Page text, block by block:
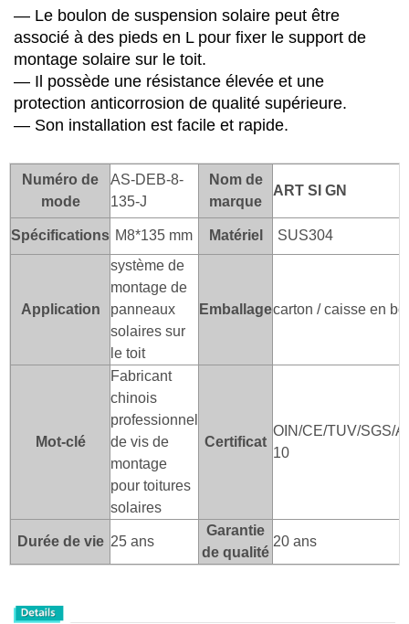
— Le boulon de suspension solaire peut être
associé à des pieds en L pour fixer le support de
montage solaire sur le toit.
— Il possède une résistance élevée et une
protection anticorrosion de qualité supérieure.
— Son installation est facile et rapide.
Numéro de
mode
AS-DEB-8-
135-J
Nom de
marque
ART SI GN
Spécifications M8*135 mm Matériel SUS304
Application
système de
montage de
panneaux
solaires sur
le toit
Emballagecarton / caisse en
Mot-clé
Fabricant
chinois
professionnel
de vis de
montage
pour toitures
solaires
Certificat
OIN/CE/TUV/SGS/
10
Durée de vie 25 ans
Garantie
de qualité
20 ans